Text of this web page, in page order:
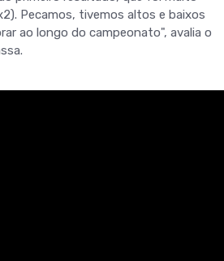
Pecamos, tivemos altos e baixos
ao longo do campeonato", avalia o